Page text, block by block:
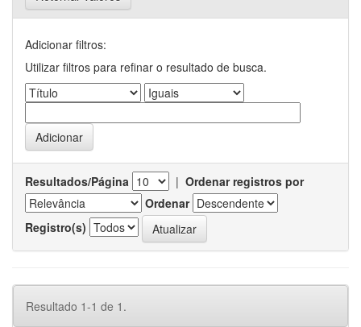
Adicionar filtros:
Utilizar filtros para refinar o resultado de busca.
Resultados/Página | Ordenar registros por
Ordenar
Registro(s)
Resultado 1-1 de 1.